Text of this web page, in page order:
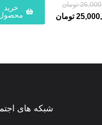
تومان
تومان
خرید
شبکه های